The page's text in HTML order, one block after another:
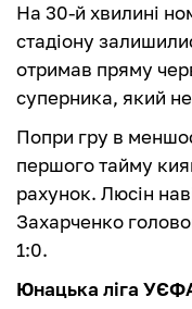
На 30-й хвилині
стадіону
отримав пряму
суперника, який
Попри гру в
першого тайму
рахунок. Люсін
Захарченко
1:0.
Юнацька ліга